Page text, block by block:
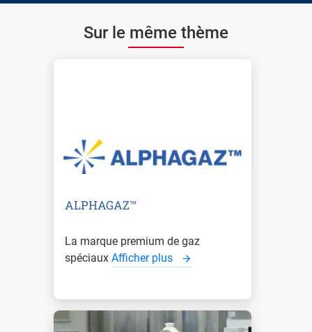
Sur le même thème
ALPHAGAZ™
La marque premium de gaz
spéciaux Afficher plus